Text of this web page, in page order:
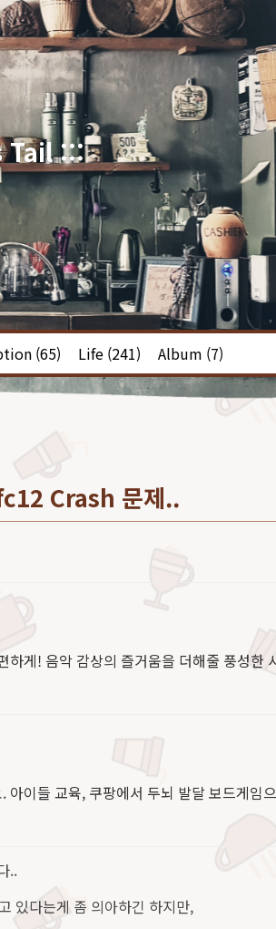
(65) Life (241) Album (7)
Tail :::
Crash 문제..
게! 음악 감상의 즐거움을 더해줄 풍성한
아이들 교육, 쿠팡에서 두뇌 발달 보드게임
..
있다는게 좀 의아하긴 하지만,